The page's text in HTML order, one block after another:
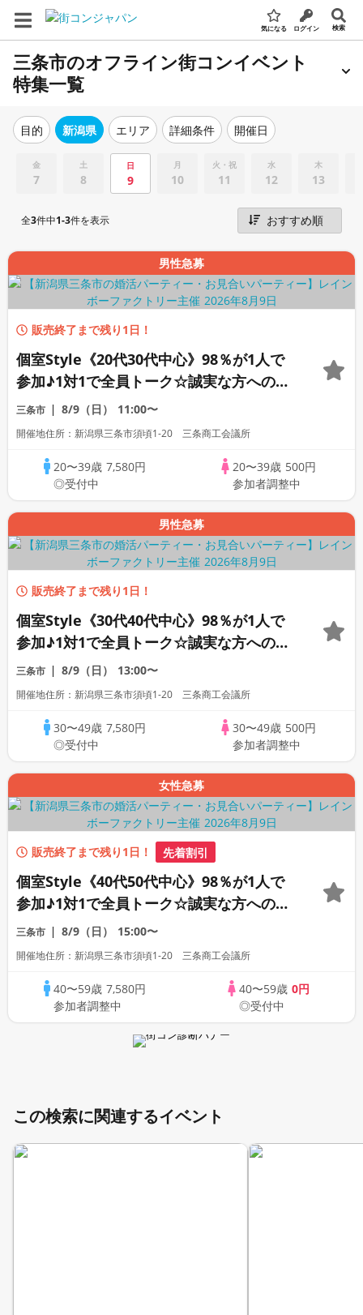
気になる ログイン 検索
三条市のオフライン街コンイベント
特集一覧
目的 新潟県 エリア 詳細条件 開催日
金
7
土
8
日
9
月
10
火・祝
11
水
12
木
13
全3件中1-3件を表示
男性急募
販売終了まで残り1日！
個室Style《20代30代中心》98％が1人で
参加♪1対1で全員トーク☆誠実な方への婚
活パーティー
三条市 8/9（日） 11:00〜
開催地住所：新潟県三条市須頃1-20 三条商工会議所
20〜39歳 7,580円
◎受付中
20〜39歳 500円
参加者調整中
男性急募
販売終了まで残り1日！
個室Style《30代40代中心》98％が1人で
参加♪1対1で全員トーク☆誠実な方への婚
活パーティー
三条市 8/9（日） 13:00〜
開催地住所：新潟県三条市須頃1-20 三条商工会議所
30〜49歳 7,580円
◎受付中
30〜49歳 500円
参加者調整中
女性急募
販売終了まで残り1日！ 先着割引
個室Style《40代50代中心》98％が1人で
参加♪1対1で全員トーク☆誠実な方への婚
活パーティー
三条市 8/9（日） 15:00〜
開催地住所：新潟県三条市須頃1-20 三条商工会議所
40〜59歳 7,580円
参加者調整中
40〜59歳 0円
◎受付中
この検索に関連するイベント